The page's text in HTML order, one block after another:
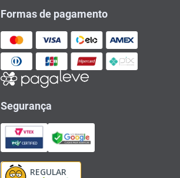
Formas de pagamento
Segurança